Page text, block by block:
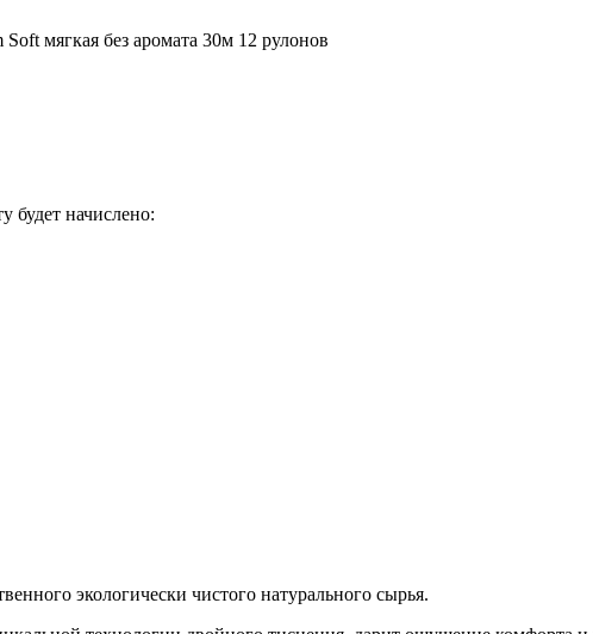
мягкая без аромата 30м 12 рулонов
будет начислено:
экологически чистого натурального сырья.